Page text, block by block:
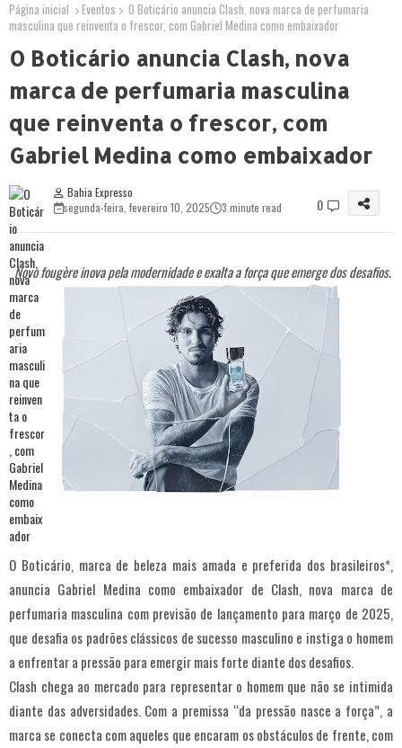
Página inicial Eventos
O Boticário anuncia Clash, nova marca de perfumaria
masculina que reinventa o frescor, com Gabriel Medina como embaixador
O Boticário anuncia Clash, nova
marca de perfumaria masculina
que reinventa o frescor, com
Gabriel Medina como embaixador
Bahia Expresso
segunda-feira, fevereiro 10, 2025
3 minute read 0
Novo fougère inova pela modernidade e exalta a força que emerge dos desafios.
O Boticário, marca de beleza mais amada e preferida dos brasileiros*,
anuncia Gabriel Medina como embaixador de Clash, nova marca de
perfumaria masculina com previsão de lançamento para março de 2025,
que desafia os padrões clássicos de sucesso masculino e instiga o homem
a enfrentar a pressão para emergir mais forte diante dos desafios.
Clash chega ao mercado para representar o homem que não se intimida
diante das adversidades. Com a premissa “da pressão nasce a força”, a
marca se conecta com aqueles que encaram os obstáculos de frente, com